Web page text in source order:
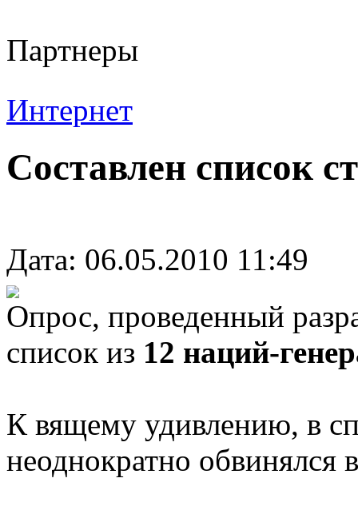
Партнеры
Интернет
Составлен список
Дата: 06.05.2010 11:49
Опрос, проведенный
список из 12 наций-
К вящему удивлению, в
неоднократно обвинялся